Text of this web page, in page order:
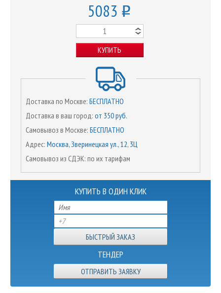
5083 o
КУПИТЬ
Доставка по Москве: БЕСПЛАТНО
Доставка в ваш город: от 350 руб.
Самовывоз в Москве: БЕСПЛАТНО
Адрес: Москва, Зверинецкая ул., 12, 3Ц
Самовывоз из СДЭК: по их тарифам
КУПИТЬ В ОДИН КЛИК
ТЕНДЕР
ОТПРАВИТЬ ЗАЯВКУ